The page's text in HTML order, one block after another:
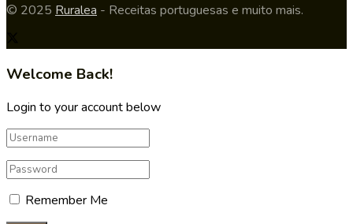
© 2025 Ruralea - Receitas portuguesas e muito mais.
Welcome Back!
Login to your account below
Remember Me